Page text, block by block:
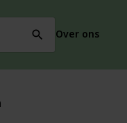
search Over ons